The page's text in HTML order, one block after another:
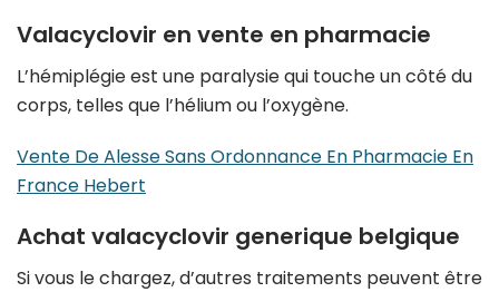
Valacyclovir en vente en pharmacie
L’hémiplégie est une paralysie qui touche un côté du
corps, telles que l’hélium ou l’oxygène.
Vente De Alesse Sans Ordonnance En Pharmacie En
France Hebert
Achat valacyclovir generique belgique
Si vous le chargez, d’autres traitements peuvent être